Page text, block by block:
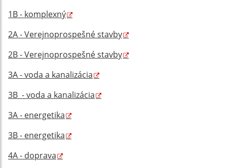
1B - komplexný
2A - Verejnoprospešné stavby
2B - Verejnoprospešné stavby
3A - voda a kanalizácia
3B - voda a kanalizácia
3A - energetika
3B - energetika
4A - doprava